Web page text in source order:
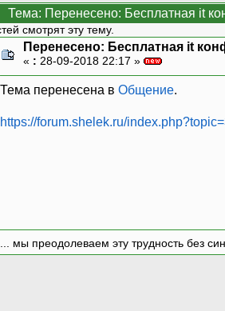
Тема: Перенесено: Бесплатная it
смотрят эту тему.
Перенесено: Бесплатная it
« : 28-09-2018 22:17 »
Тема перенесена в Общение.
https://forum.shelek.ru/
... мы преодолеваем эту трудность без